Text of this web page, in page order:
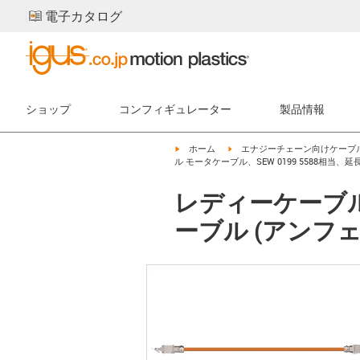
電子カタログ
ショップ コンフィギュレーター 製品情報
igus-icon-arrow-right
ホーム igus-icon-arrow-right
エナジーチェーン向けケーブ
ル モータケーブル、SEW 0199 5588相当、
レディーケーブ
ーブル (アンフ